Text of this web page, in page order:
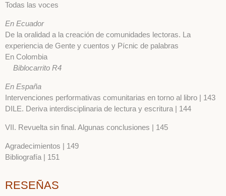
Todas las voces
En Ecuador
De la oralidad a la creación de comunidades lectoras. La
experiencia de Gente y cuentos y Pícnic de palabras
En Colombia
Biblocarrito R4
En España
Intervenciones performativas comunitarias en torno al libro | 143
DILE. Deriva interdisciplinaria de lectura y escritura | 144
VII. Revuelta sin final. Algunas conclusiones | 145
Agradecimientos | 149
Bibliografía | 151
RESEÑAS